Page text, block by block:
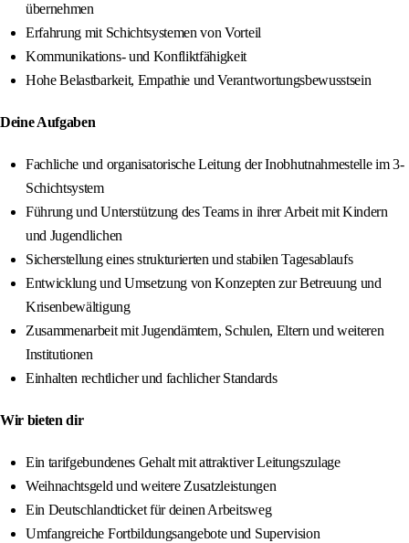
übernehmen
Erfahrung mit Schichtsystemen von Vorteil
Kommunikations- und Konfliktfähigkeit
Hohe Belastbarkeit, Empathie und Verantwortungsbewusstsein
Deine Aufgaben
Fachliche und organisatorische Leitung der Inobhutnahmestelle im 3-
Schichtsystem
Führung und Unterstützung des Teams in ihrer Arbeit mit Kindern
und Jugendlichen
Sicherstellung eines strukturierten und stabilen Tagesablaufs
Entwicklung und Umsetzung von Konzepten zur Betreuung und
Krisenbewältigung
Zusammenarbeit mit Jugendämtern, Schulen, Eltern und weiteren
Institutionen
Einhalten rechtlicher und fachlicher Standards
Wir bieten dir
Ein tarifgebundenes Gehalt mit attraktiver Leitungszulage
Weihnachtsgeld und weitere Zusatzleistungen
Ein Deutschlandticket für deinen Arbeitsweg
Umfangreiche Fortbildungsangebote und Supervision